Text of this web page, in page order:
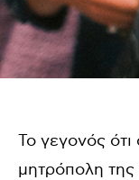
Το γεγονός ότι
μητρόπολη της